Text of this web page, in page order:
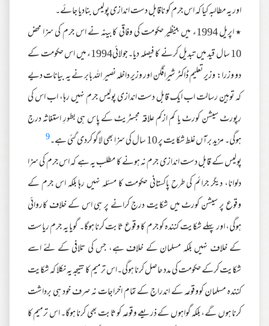
اور یہ مطالبہ کیا کہ اس جرم کو ناقابل دست اندازی پولیس بنادیا جائے۔
٭ اپریل 1994ء میں بینظیر حکومت کی وفاقی کابینہ نے اس جرم کی سزا محض
10 سال قید میں تبدیل کرنے کا فیصلہ دیا۔جولائی1994ء میں اس حکومت کے
دو وزرا: وزیر تعلیم ڈاکٹر شیرافگن اور وزیر داخلہ نصیر اللہ بابر نے یہ بیانات دیے
کہ توہین رسالت اب ایک قابل دست اندازی پولیس جرم نہیں رہا، اب اس کی
رپورٹ سیشن کورٹ یا کم ازکم علاقہ مجسٹریٹ کے پاس ہی بطورِ استغاثہ درج
ہوگی۔ مزید برآں غلط شکایت پر 10 سال کی سزا بھی لاگو کردی گئی ہے۔
9
پولیس کے قابل دست اندازی جرم نہ ہونے کا مطلب یہ ہے کہ اس جرم کی سزا
دلوانا، دیگر جرائم کی طرح پاکستانی حکومت کا مسئلہ نہیں رہا بلکہ اس جرم کے
وقوع پر سیشن کورٹ میں شکایت درج کرانے پر ہی اس کے خلاف کاروائی
ہوگی، اور پہلے شکایت کنندہ کو جرم کا وقوع ثابت کرنا ہوگا۔ گویا یہ جرم ریاست
کے خلاف نہیں بلکہ مسلمان کے خلاف ہے، جس کی تلافی کے لئے اسے
شکایت کرکے حکومت کی مدد حاصل کرنا ہوگی۔اس ترمیم کا نتیجہ یہ نکلا کہ شکایت
کنندہ مسلمان کووقوعہ کے اندراج کے تمام اخراجات نہ صرف خود ہی برداشت
کرنا ہوں گے، بلکہ گواہوں کے ذریعے وقوعہ کو ثابت بھی کرنا ہوگا۔ اس ترمیم کا